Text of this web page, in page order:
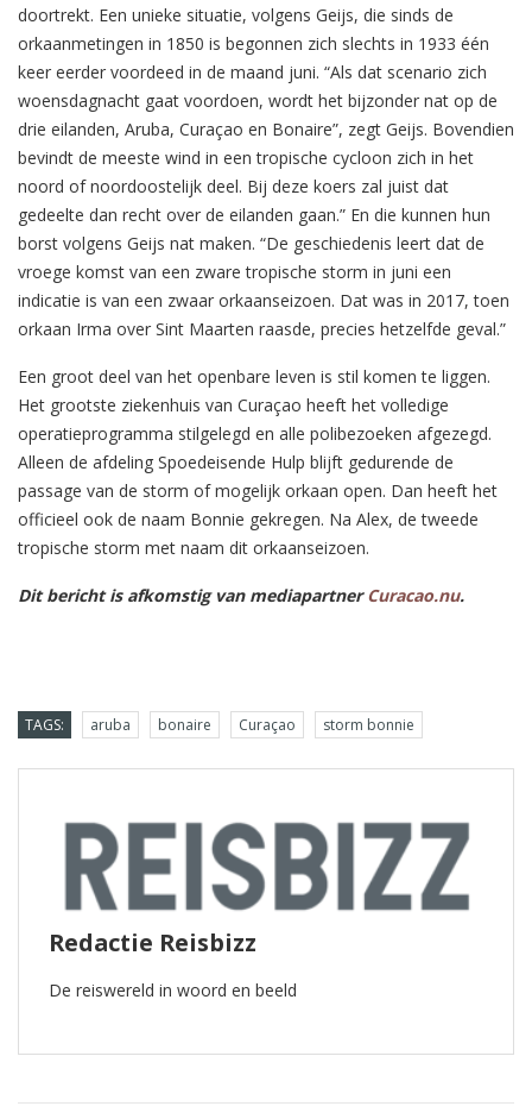
doortrekt. Een unieke situatie, volgens Geijs, die sinds de
orkaanmetingen in 1850 is begonnen zich slechts in 1933 één
keer eerder voordeed in de maand juni. “Als dat scenario zich
woensdagnacht gaat voordoen, wordt het bijzonder nat op de
drie eilanden, Aruba, Curaçao en Bonaire”, zegt Geijs. Bovendien
bevindt de meeste wind in een tropische cycloon zich in het
noord of noordoostelijk deel. Bij deze koers zal juist dat
gedeelte dan recht over de eilanden gaan.” En die kunnen hun
borst volgens Geijs nat maken. “De geschiedenis leert dat de
vroege komst van een zware tropische storm in juni een
indicatie is van een zwaar orkaanseizoen. Dat was in 2017, toen
orkaan Irma over Sint Maarten raasde, precies hetzelfde geval.”
Een groot deel van het openbare leven is stil komen te liggen.
Het grootste ziekenhuis van Curaçao heeft het volledige
operatieprogramma stilgelegd en alle polibezoeken afgezegd.
Alleen de afdeling Spoedeisende Hulp blijft gedurende de
passage van de storm of mogelijk orkaan open. Dan heeft het
officieel ook de naam Bonnie gekregen. Na Alex, de tweede
tropische storm met naam dit orkaanseizoen.
Dit bericht is afkomstig van mediapartnerCuracao.nu.
TAGS: aruba bonaire Curaçao storm bonnie
Redactie Reisbizz
De reiswereld in woord en beeld